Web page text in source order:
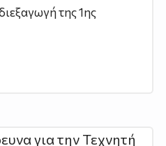
της 1ης